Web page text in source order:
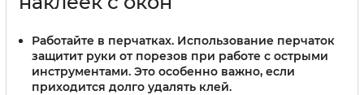
Работайте в перчатках. Использование перчаток
защитит руки от порезов при работе с острыми
инструментами. Это особенно важно, если
приходится долго удалять клей.